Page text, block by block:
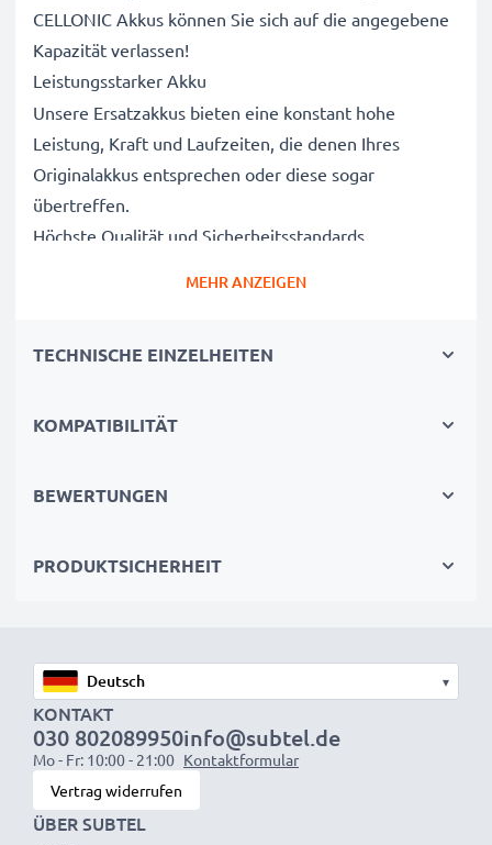
CELLONIC Akkus können Sie sich auf die angegebene
Kapazität verlassen!
Leistungsstarker Akku
Unsere Ersatzakkus bieten eine konstant hohe
Leistung, Kraft und Laufzeiten, die denen Ihres
Originalakkus entsprechen oder diese sogar
übertreffen.
Höchste Qualität und Sicherheitsstandards
unterzogen und entsprechen den höchsten EU-
Die umweltfreundliche Alternative
ökologischen Fußabdruck durch Recycling und
Entscheiden Sie sich für CELLONIC und machen Sie
keine Abstriche bei der Qualität!
MEHR ANZEIGEN
TECHNISCHE EINZELHEITEN
KOMPATIBILITÄT
BEWERTUNGEN
PRODUKTSICHERHEIT
▾
KONTAKT
030 802089950
Mo - Fr: 10:00 - 21:00
info@subtel.de
Kontaktformular
Vertrag widerrufen
ÜBER SUBTEL